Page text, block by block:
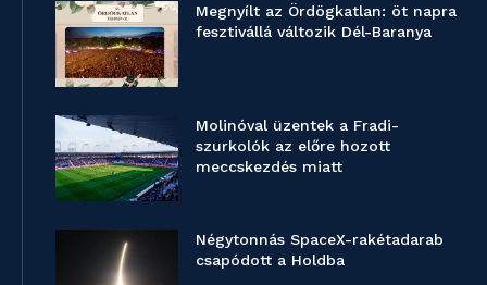
Megnyílt az Ördögkatlan: öt napra
fesztivállá változik Dél-Baranya
Molinóval üzentek a Fradi-
szurkolók az előre hozott
meccskezdés miatt
Négytonnás SpaceX-rakétadarab
csapódott a Holdba